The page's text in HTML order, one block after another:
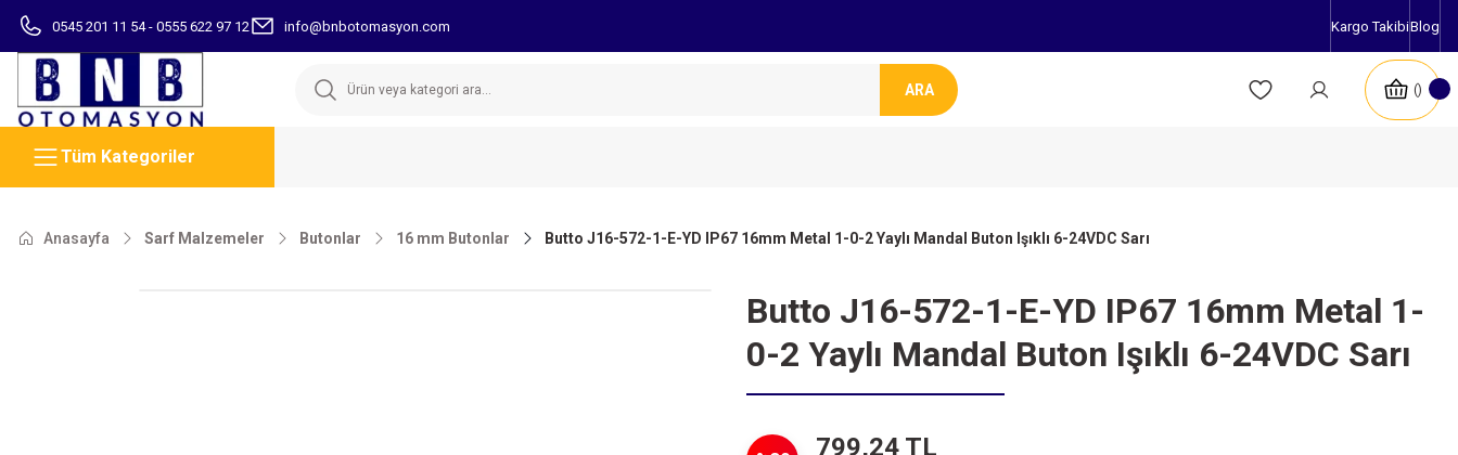
0545 201 11 54 - 0555 622 97 12 info@bnbotomasyon.com Kargo TakibiBlog
ARA
Tüm Kategoriler
Anasayfa Sarf Malzemeler Butonlar 16 mm Butonlar Butto J16-572-1-E-YD IP67 16mm Metal 1-0-2 Yaylı Mandal Buton Işıklı 6-24VDC Sarı
Butto J16-572-1-E-YD IP67 16mm Metal 1-
0-2 Yaylı Mandal Buton Işıklı 6-24VDC Sarı
799,24 TL